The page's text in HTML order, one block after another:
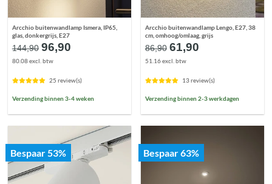
Arcchio buitenwandlamp Ismera, IP65,
glas, donkergrijs, E27
144,90 Oorspronkelijke
prijs
€144,90.
96,90Huidige
€96,90.
80.08 excl. btw
25 review(s)
Verzending binnen 3-4 weken
Arcchio buitenwandlamp Lengo, E27, 38
cm, omhoog/omlaag, grijs
86,90 Oorspronkelijke
prijs
€86,90.
61,90Huidige
€61,90.
51.16 excl. btw
13 review(s)
Verzending binnen 2-3 werkdagen
Bespaar 53% Bespaar 63%